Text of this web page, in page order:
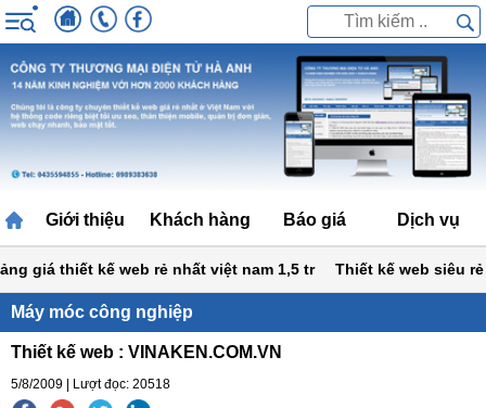
Giới thiệu Khách hàng Báo giá Dịch vụ
giá thiết kế web rẻ nhất việt nam 1,5 tr Thiết kế web siêu rẻ
Máy móc công nghiệp
Thiết kế web : VINAKEN.COM.VN
5/8/2009 | Lượt đọc: 20518